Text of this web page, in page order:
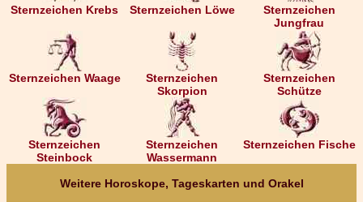
Sternzeichen Krebs Sternzeichen Löwe
Sternzeichen
Jungfrau
Sternzeichen Waage
Sternzeichen
Skorpion
Sternzeichen
Schütze
Sternzeichen
Steinbock
Sternzeichen
Wassermann
Sternzeichen Fische
Weitere Horoskope, Tageskarten und Orakel